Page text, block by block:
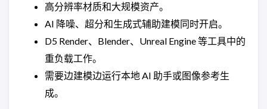
高分辨率材质和大规模资产。
AI 降噪、超分和生成式辅助建模同时开启。
D5 Render、Blender、Unreal Engine 等工具中的
重负载工作。
需要边建模边运行本地 AI 助手或图像参考生
成。